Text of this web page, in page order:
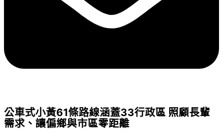
公車式小黃61條路線涵蓋33行政區 照顧長輩
需求、讓偏鄉與市區零距離